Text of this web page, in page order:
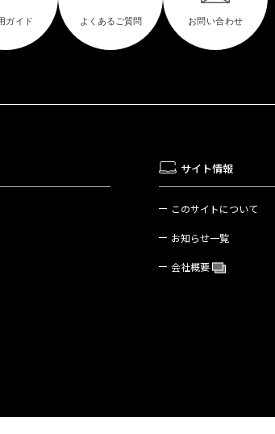
サイト情報
このサイトについて
お知らせ一覧
会社概要